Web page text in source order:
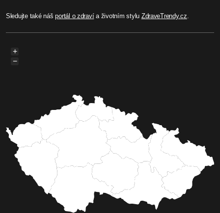
Sledujte také nášportál o zdravía životním stylu ZdraveTrendy.cz.
+
−